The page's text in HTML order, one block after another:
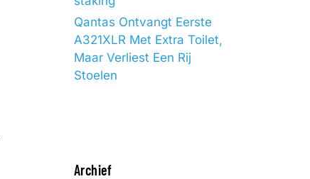
Qantas Ontvangt Eerste
A321XLR Met Extra Toilet,
Maar Verliest Een Rij
Stoelen
Archief